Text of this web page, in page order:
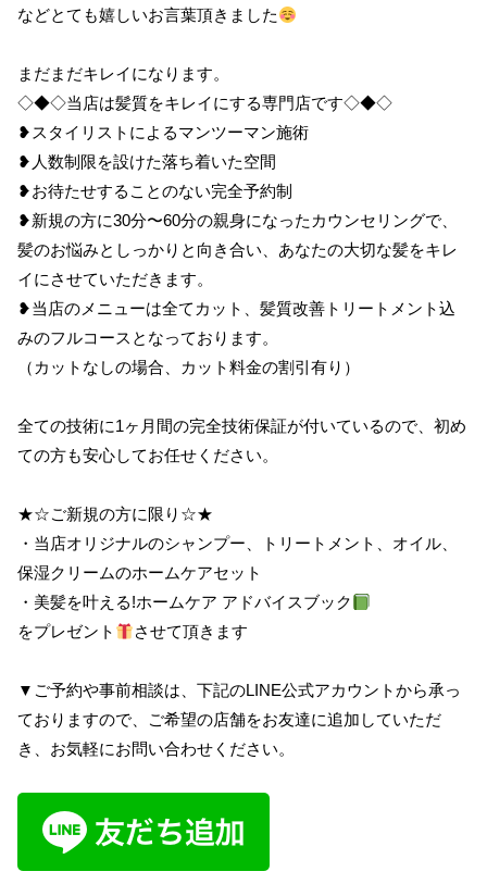
などとても嬉しいお言葉頂きました
まだまだキレイになります。
◇◆◇当店は髪質をキレイにする専門店です◇◆◇
❥スタイリストによるマンツーマン施術
❥人数制限を設けた落ち着いた空間
❥お待たせすることのない完全予約制
❥新規の方に30分〜60分の親身になったカウンセリングで、
髪のお悩みとしっかりと向き合い、あなたの大切な髪をキレ
イにさせていただきます。
❥当店のメニューは全てカット、髪質改善トリートメント込
みのフルコースとなっております。
（カットなしの場合、カット料金の割引有り）
全ての技術に1ヶ月間の完全技術保証が付いているので、初め
ての方も安心してお任せください。
★☆ご新規の方に限り☆★
・当店オリジナルのシャンプー、トリートメント、オイル、
保湿クリームのホームケアセット
・美髪を叶える!ホームケア アドバイスブック
をプレゼント
させて頂きます
▼ご予約や事前相談は、下記のLINE公式アカウントから承っ
ておりますので、ご希望の店舗をお友達に追加していただ
き、お気軽にお問い合わせください。